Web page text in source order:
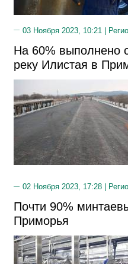
03 Ноября 2023, 10:21 |
На 60% выполнено
реку Илистая в
02 Ноября 2023, 17:28 |
Почти 90%
Приморья